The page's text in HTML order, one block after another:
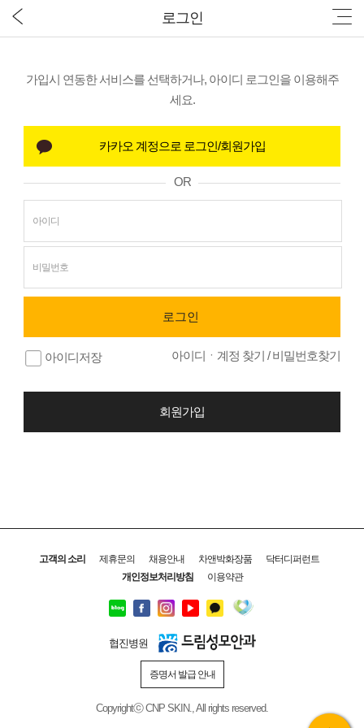
로그인
가입시 연동한 서비스를 선택하거나, 아이디 로그인을 이용해주
세요.
OR
아이디저장 아이디ㆍ계정 찾기 /비밀번호찾기
회원가입
고객의 소리 제휴문의 채용안내 차앤박화장품
닥터디퍼런트
개인정보처리방침
이용약관
협진병원
증명서 발급 안내
Copyrightⓒ CNP SKIN., All rights reserved.